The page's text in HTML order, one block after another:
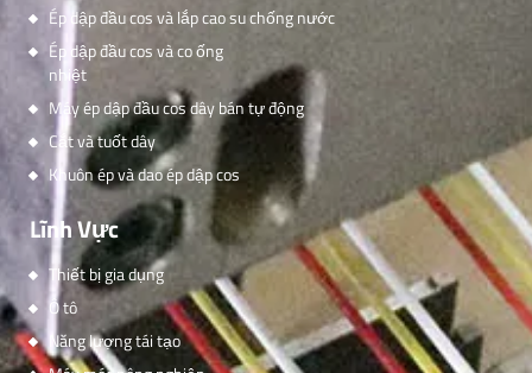
Ép dập đầu cos và lắp cao su chống nước
Ép dập đầu cos và co ống
nhiệt
Máy ép dập đầu cos dây bán tự động
Cắt và tuốt dây
Khuôn ép và dao ép dập cos
Lĩnh Vực
Thiết bị gia dụng
Ô tô
Năng lượng tái tạo